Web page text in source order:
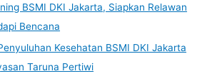
BSMI DKI Jakarta, Siapkan Relawan
Bencana
Kesehatan BSMI DKI Jakarta
Taruna Pertiwi